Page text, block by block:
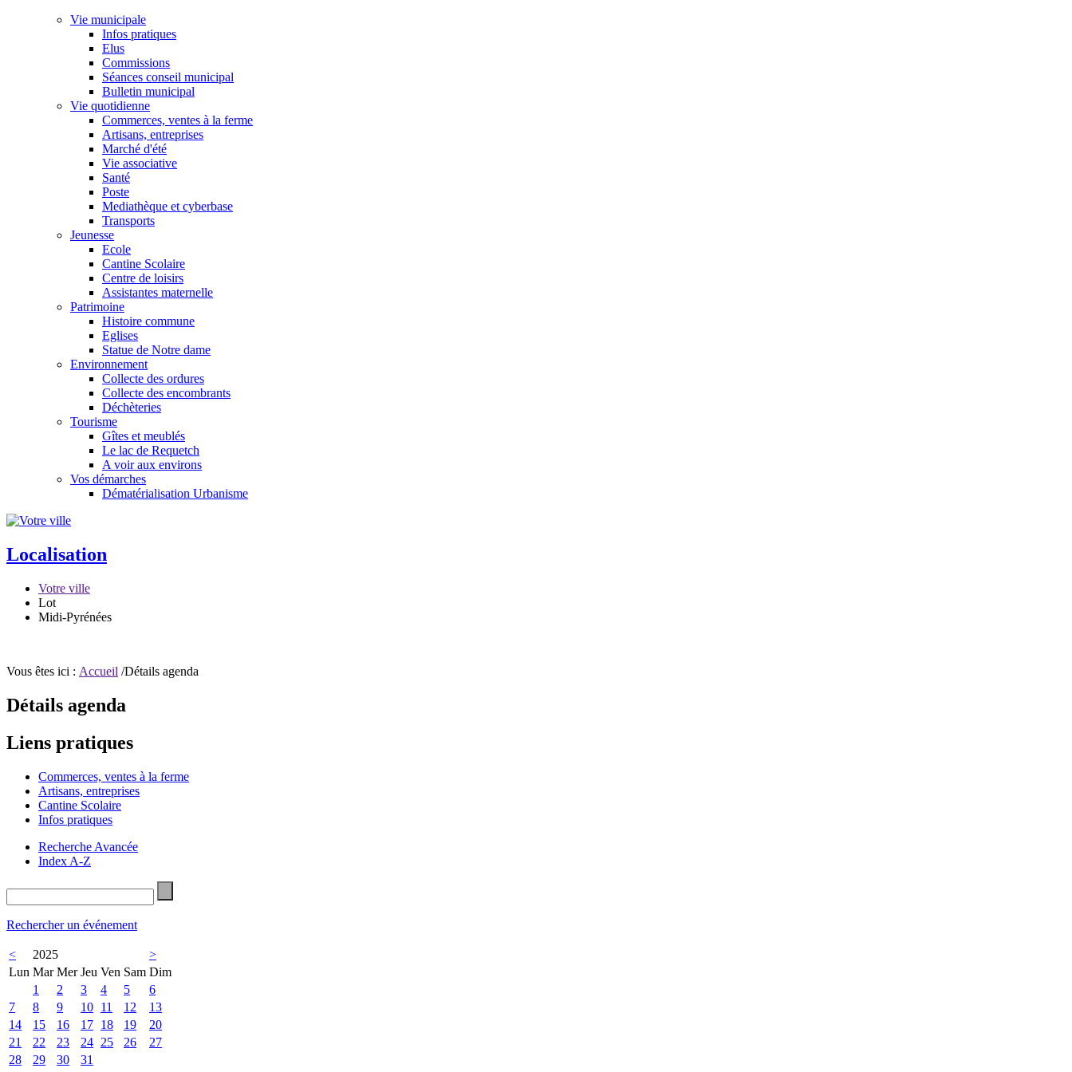
Vie municipale
Infos pratiques
Elus
Commissions
Séances conseil municipal
Bulletin municipal
Vie quotidienne
Commerces, ventes à la ferme
Artisans, entreprises
Marché d'été
Vie associative
Santé
Poste
Mediathèque et cyberbase
Transports
Jeunesse
Ecole
Cantine Scolaire
Centre de loisirs
Assistantes maternelle
Patrimoine
Histoire commune
Eglises
Statue de Notre dame
Environnement
Collecte des ordures
Collecte des encombrants
Déchèteries
Tourisme
Gîtes et meublés
Le lac de Requetch
A voir aux environs
Vos démarches
Dématérialisation Urbanisme
Localisation
Votre ville
Lot
Midi-Pyrénées
Vous êtes ici : Accueil /Détails agenda
Détails agenda
Liens pratiques
Commerces, ventes à la ferme
Artisans, entreprises
Cantine Scolaire
Infos pratiques
Recherche Avancée
Index A-Z
Rechercher un événement
< 2025
>
Lun Mar Mer Jeu Ven Sam Dim
1
2 3 4 5
6
7
8 9 10 11 12
13
14
15 16 17 18 19
20
21
22 23 24 25 26
27
28
29 30
31